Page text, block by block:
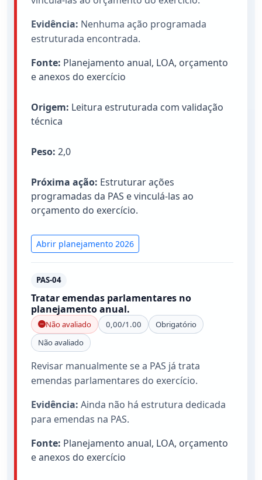
Evidência: Nenhuma ação programada
estruturada encontrada.
Fonte: Planejamento anual, LOA, orçamento
e anexos do exercício
Origem: Leitura estruturada com validação
técnica
Peso: 2,0
Próxima ação: Estruturar ações
programadas da PAS e vinculá-las ao
orçamento do exercício.
Abrir planejamento 2026
PAS-04
Tratar emendas parlamentares no
planejamento anual.
Não avaliado 0,00/1.00
Obrigatório
Não avaliado
Revisar manualmente se a PAS já trata
emendas parlamentares do exercício.
Evidência: Ainda não há estrutura dedicada
para emendas na PAS.
Fonte: Planejamento anual, LOA, orçamento
e anexos do exercício